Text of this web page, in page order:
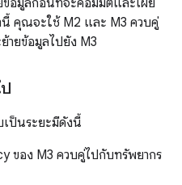
ข้อมูลก่อนที่จะคอมมิตและเผย
คุณจะใช้ M2 และ M3 ควบคู่
ายข้อมูลไปยัง M3
ป็นระยะมีดังนี้
ของ M3 ควบคู่ไปกับทรัพยากร